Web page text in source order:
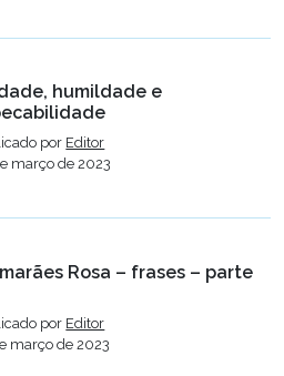
humildade e
por Editor
março de 2023
Rosa – frases – parte
por Editor
março de 2023